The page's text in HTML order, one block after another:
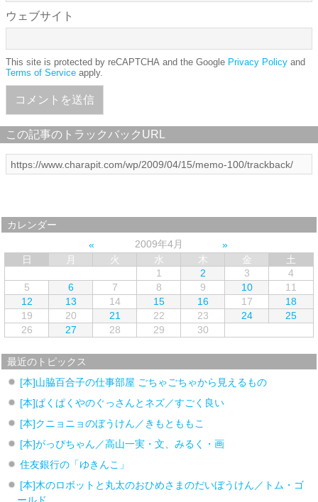
ウェブサイト
This site is protected by reCAPTCHA and the Google Privacy Policy and
Terms of Service apply.
この記事のトラックバックURL
カレンダー
2009年4月
日
月 火 水 木 金
土
1
2 3
4
5
6 7 8 9 10
11
12
13 14 15 16 17
18
19
20 21 22 23 24
25
26
27 28 29 30
最近のトピックス
[本]山脇百合子の仕事部屋 ごちゃごちゃから見えるもの
[本]ぱくぱくやのぐっさんとネズ／すごく良い
[本]クニョニョのぼうけん／きもとももこ
[本]がっぴちゃん／高山一実・文、みるく・画
住友銀行の「ゆきんこ」
[本]木のロボットと丸太のおひめさまのだいぼうけん／トム・ゴ